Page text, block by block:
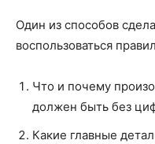
Один из способов
воспользоваться
Что и почему
должен быть без
Какие главные